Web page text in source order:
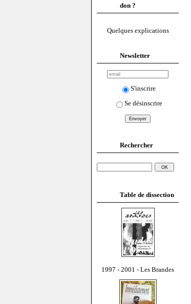
don ?
Quelques explications
Newsletter
S'inscrire
Se désinscrire
Rechercher
Table de dissection
1997 - 2001 - Les Brandes